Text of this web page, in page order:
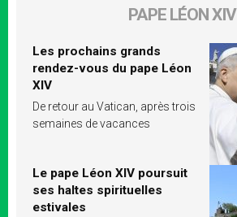
PAPE LÉON XIV
Les prochains grands
rendez-vous du pape Léon
XIV
De retour au Vatican, après trois
semaines de vacances
Le pape Léon XIV poursuit
ses haltes spirituelles
estivales